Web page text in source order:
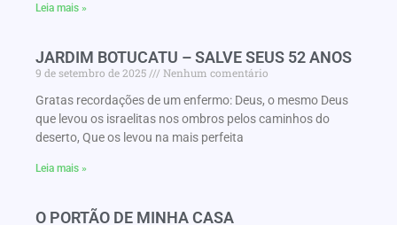
Leia mais »
JARDIM BOTUCATU – SALVE SEUS 52 ANOS
9 de setembro de 2025
Nenhum comentário
Gratas recordações de um enfermo: Deus, o mesmo Deus
que levou os israelitas nos ombros pelos caminhos do
deserto, Que os levou na mais perfeita
Leia mais »
O PORTÃO DE MINHA CASA